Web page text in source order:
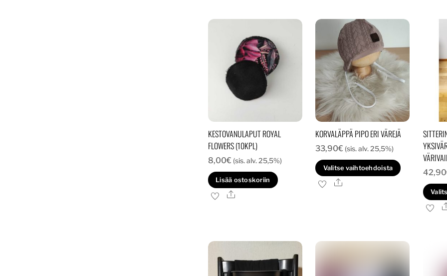
muunnelma.
tehdä
tuotteen
sivulla.
valinnat
KESTOVANULAPUT ROYAL
FLOWERS (10KPL)
8,00€ (sis. alv. 25,5%)
Lisää ostoskoriin
Ale
KORVALÄPPÄ PIPO ERI VÄREJÄ
33,90€ (sis. alv. 25,5%)
Valitse vaihtoehdoista
useampi
tehdä
Ale
42,90